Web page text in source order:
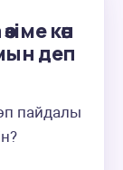
көп
деп
пайдалы